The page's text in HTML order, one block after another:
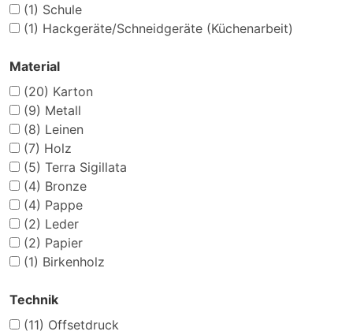
(1) Schule
(1) Hackgeräte/Schneidgeräte (Küchenarbeit)
Material
(20) Karton
(9) Metall
(8) Leinen
(7) Holz
(5) Terra Sigillata
(4) Bronze
(4) Pappe
(2) Leder
(2) Papier
(1) Birkenholz
Technik
(11) Offsetdruck